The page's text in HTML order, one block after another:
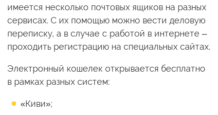
имеется несколько почтовых ящиков на разных
сервисах. С их помощью можно вести деловую
переписку, а в случае с работой в интернете –
проходить регистрацию на специальных сайтах.
Электронный кошелек открывается бесплатно
в рамках разных систем:
«Киви»;